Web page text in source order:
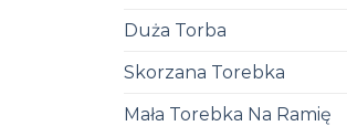
Duża Torba
Skorzana Torebka
Mała Torebka Na Ramię